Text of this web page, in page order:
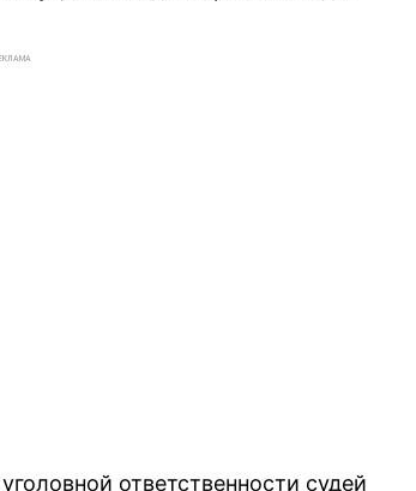
ответственности судей